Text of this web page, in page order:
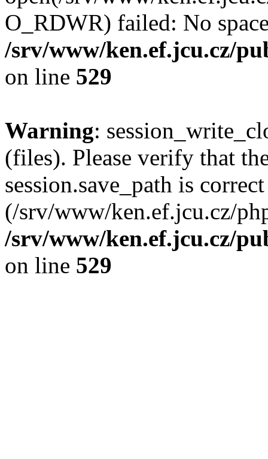
O_RDWR) failed: No
/srv/www/ken.ef.jcu.cz/
on line 529
Warning:
(files). Please verify that
session.save_path is correct
(/srv/www/ken.ef.jcu.cz/
/srv/www/ken.ef.jcu.cz/
on line 529